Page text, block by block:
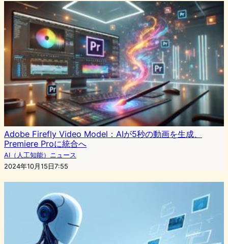
Adobe Firefly Video Model：AIが5秒の動画を生成、
Premiere Proに統合へ
AI（人工知能）ニュース
2024年10月15日7:55